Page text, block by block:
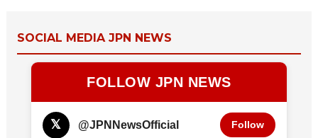
SOCIAL MEDIA JPN NEWS
FOLLOW JPN NEWS
𝕏 @JPNNewsOfficial Follow